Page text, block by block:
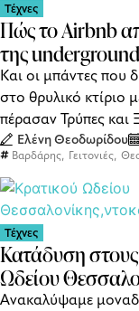
Τέχνες
Πώς το Airbnb
της
Και οι μπάντες που
στο θρυλικό
πέρασαν Τρύπες και
Ελένη Θεοδωρίδου
Βαρδάρης Γειτονιές
Τέχνες
Κατάδυση
Ωδείου
Ανακαλύψαμε